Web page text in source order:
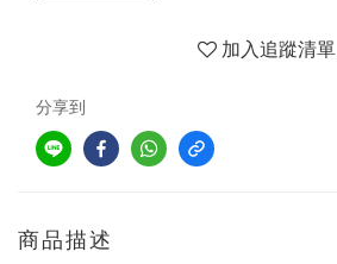
加入追蹤清單
分享到
商品描述